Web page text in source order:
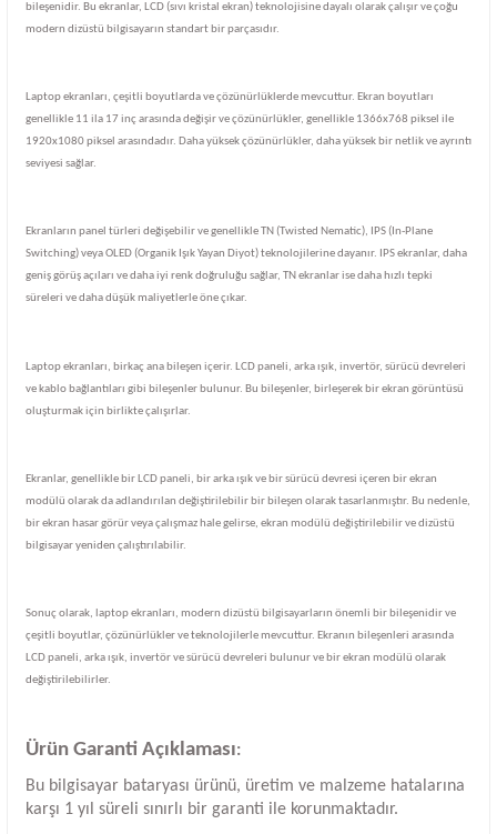
bileşenidir. Bu ekranlar, LCD (sıvı kristal ekran) teknolojisine dayalı olarak çalışır ve çoğu
modern dizüstü bilgisayarın standart bir parçasıdır.
Laptop ekranları, çeşitli boyutlarda ve çözünürlüklerde mevcuttur. Ekran boyutları
genellikle 11 ila 17 inç arasında değişir ve çözünürlükler, genellikle 1366x768 piksel ile
1920x1080 piksel arasındadır. Daha yüksek çözünürlükler, daha yüksek bir netlik ve ayrıntı
seviyesi sağlar.
Ekranların panel türleri değişebilir ve genellikle TN (Twisted Nematic), IPS (In-Plane
Switching) veya OLED (Organik Işık Yayan Diyot) teknolojilerine dayanır. IPS ekranlar, daha
geniş görüş açıları ve daha iyi renk doğruluğu sağlar, TN ekranlar ise daha hızlı tepki
süreleri ve daha düşük maliyetlerle öne çıkar.
Laptop ekranları, birkaç ana bileşen içerir. LCD paneli, arka ışık, invertör, sürücü devreleri
ve kablo bağlantıları gibi bileşenler bulunur. Bu bileşenler, birleşerek bir ekran görüntüsü
oluşturmak için birlikte çalışırlar.
Ekranlar, genellikle bir LCD paneli, bir arka ışık ve bir sürücü devresi içeren bir ekran
modülü olarak da adlandırılan değiştirilebilir bir bileşen olarak tasarlanmıştır. Bu nedenle,
bir ekran hasar görür veya çalışmaz hale gelirse, ekran modülü değiştirilebilir ve dizüstü
bilgisayar yeniden çalıştırılabilir.
Sonuç olarak, laptop ekranları, modern dizüstü bilgisayarların önemli bir bileşenidir ve
çeşitli boyutlar, çözünürlükler ve teknolojilerle mevcuttur. Ekranın bileşenleri arasında
LCD paneli, arka ışık, invertör ve sürücü devreleri bulunur ve bir ekran modülü olarak
değiştirilebilirler.
Ürün Garanti Açıklaması:
Bu bilgisayar bataryası ürünü, üretim ve malzeme hatalarına
karşı 1 yıl süreli sınırlı bir garanti ile korunmaktadır.